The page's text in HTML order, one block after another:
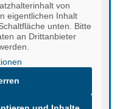
von
eigentlichen Inhalt
unten. Bitte
an Drittanbieter